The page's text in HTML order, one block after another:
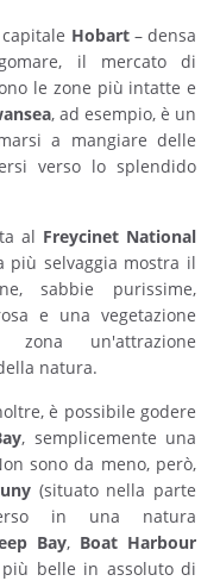
Hobart– densa
il mercato di
le zone più intatte e
, ad esempio, è un
a mangiare delle
verso lo splendido
al Freycinet National
più selvaggia mostra il
sabbie purissime,
e una vegetazione
un'attrazione
natura.
è possibile godere
, semplicemente una
sono da meno, però,
(situato nella parte
in una natura
Bay, Boat Harbour
belle in assoluto di